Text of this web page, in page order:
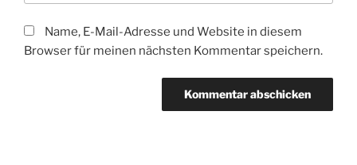
Name, E-Mail-Adresse und Website in diesem
Browser für meinen nächsten Kommentar speichern.